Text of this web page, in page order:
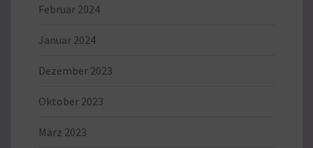
Februar 2024
Januar 2024
Dezember 2023
Oktober 2023
März 2023